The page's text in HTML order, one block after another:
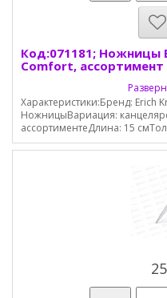
Код:071181; Ножницы
Comfort, ассортимент
Характеристики:Бренд: Erich
НожницыВариация:
ассортиментеДлина: 15